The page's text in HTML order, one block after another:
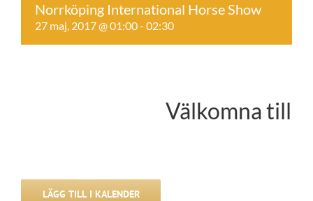
Norrköping International Horse Show
27 maj, 2017 @ 01:00- 02:30
Välkomna till
LÄGG TILL I KALENDER